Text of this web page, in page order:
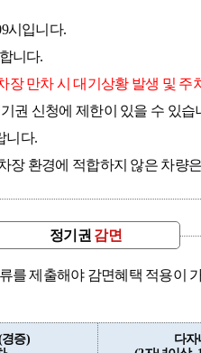
시입니다.
합니다.
만차 시 대기상황 발생 및 주
권 신청에 제한이 있을 수 있습
니다.
장 환경에 적합하지 않은 차량
정기권 감면
를 제출해야 감면혜택 적용이
증)
다자